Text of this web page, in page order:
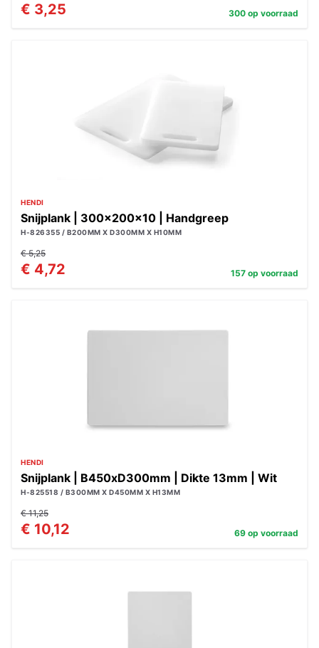
€ 3,25 300 op voorraad
HENDI
Snijplank | 300x200x10 | Handgreep
H-826355 / B200MM X D300MM X H10MM
€ 5,25
€ 4,72 157 op voorraad
HENDI
Snijplank | B450xD300mm | Dikte 13mm | Wit
H-825518 / B300MM X D450MM X H13MM
€ 11,25
€ 10,12 69 op voorraad